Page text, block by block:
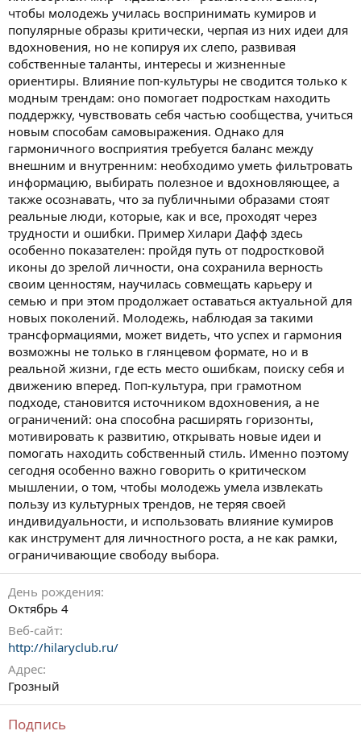
чтобы молодежь училась воспринимать кумиров и
популярные образы критически, черпая из них идеи для
вдохновения, но не копируя их слепо, развивая
собственные таланты, интересы и жизненные
ориентиры. Влияние поп-культуры не сводится только к
модным трендам: оно помогает подросткам находить
поддержку, чувствовать себя частью сообщества, учиться
новым способам самовыражения. Однако для
гармоничного восприятия требуется баланс между
внешним и внутренним: необходимо уметь фильтровать
информацию, выбирать полезное и вдохновляющее, а
также осознавать, что за публичными образами стоят
реальные люди, которые, как и все, проходят через
трудности и ошибки. Пример Хилари Дафф здесь
особенно показателен: пройдя путь от подростковой
иконы до зрелой личности, она сохранила верность
своим ценностям, научилась совмещать карьеру и
семью и при этом продолжает оставаться актуальной для
новых поколений. Молодежь, наблюдая за такими
трансформациями, может видеть, что успех и гармония
возможны не только в глянцевом формате, но и в
реальной жизни, где есть место ошибкам, поиску себя и
движению вперед. Поп-культура, при грамотном
подходе, становится источником вдохновения, а не
ограничений: она способна расширять горизонты,
мотивировать к развитию, открывать новые идеи и
помогать находить собственный стиль. Именно поэтому
сегодня особенно важно говорить о критическом
мышлении, о том, чтобы молодежь умела извлекать
пользу из культурных трендов, не теряя своей
индивидуальности, и использовать влияние кумиров
как инструмент для личностного роста, а не как рамки,
ограничивающие свободу выбора.
День рождения
Октябрь 4
Веб-сайт
http://hilaryclub.ru/
Адрес
Грозный
Подпись